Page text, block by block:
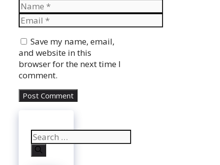
Name
Email
Save my name, email,
and website in this
browser for the next time I
comment.
Search
for: